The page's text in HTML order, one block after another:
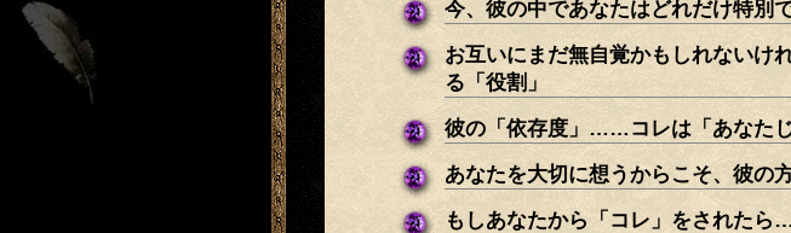
今、彼の中であなたはどれだけ特別
お互いにまだ無自覚かもしれない
る「役割」
彼の「依存度」……コレは「あなた
あなたを大切に想うからこそ、彼の
もしあなたから「コレ」をされた